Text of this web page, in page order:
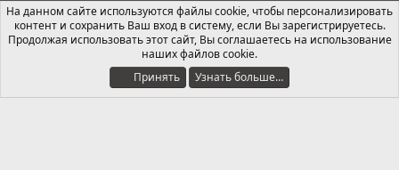
Russian (RU)
Обратная связь
Условия и правила
Политика конфиденциальности
Помощь
Локализация от xenForo.Info®
На данном сайте используются файлы cookie, чтобы персонализировать
контент и сохранить Ваш вход в систему, если Вы зарегистрируетесь.
Продолжая использовать этот сайт, Вы соглашаетесь на использование
наших файлов cookie.
Принять
Узнать больше…